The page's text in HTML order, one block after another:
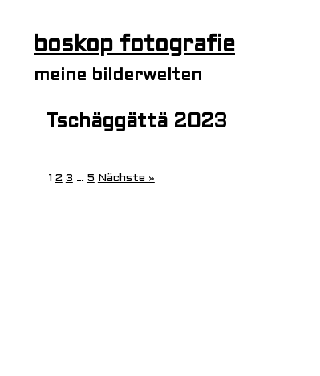
boskop fotografie
meine bilderwelten
Tschäggättä 2023
1 2 3 … 5 Nächste »